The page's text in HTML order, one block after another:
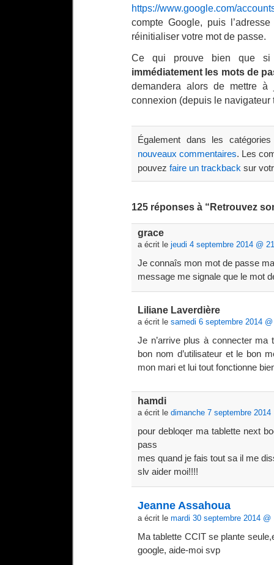
https://www.google.com/
compte Google, puis
réinitialiser votre mot de passe.
Ce qui prouve bien que si
immédiatement les mots de
demandera alors de mettre
connexion (depuis le navigateur
Également dans les
nouveaux commentaires. Les
pouvez faire un trackback sur
125 réponses à “Retrouvez
grace
a écrit le jeudi 4 septembre 2014 @
Je connaîs mon mot de passe
message me signale que le mot
Liliane Laverdière
a écrit le samedi 6 septembre 2014
Je n’arrive plus à connecter ma
bon nom d’utilisateur et le bon
mon mari et lui tout fonctionne
hamdi
a écrit le dimanche 7 septembre 2014
pour debloqer ma tablette next
pass
mes quand je fais tout sa il me
slv aider moi!!!!
Jeanne Assahoua
a écrit le mardi 30 septembre 2014 @
Ma tablette CCIT se plante
google, aide-moi svp